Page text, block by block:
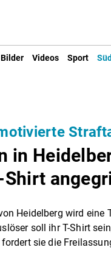
Bilder Videos Sport
in
Shirt
Heidelberg wird eine
soll ihr T-Shirt
sie die